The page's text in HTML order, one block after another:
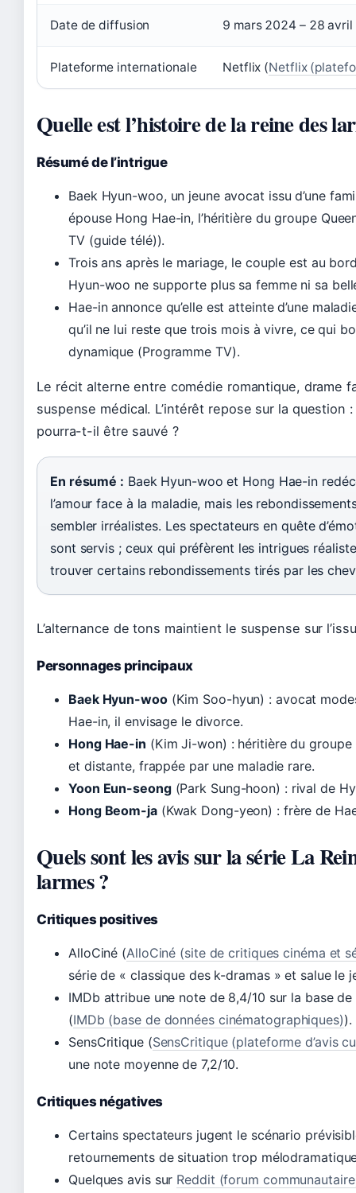
Date de diffusion 9 mars 2024 – 28
Plateforme internationale Netflix (Netflix
Quelle est l’histoire de la reine des
Résumé de l’intrigue
Baek Hyun-woo, un jeune avocat issu d’une
épouse Hong Hae-in, l’héritière du groupe
TV (guide télé)).
Trois ans après le mariage, le couple est au
Hyun-woo ne supporte plus sa femme ni sa
Hae-in annonce qu’elle est atteinte d’une
qu’il ne lui reste que trois mois à vivre, ce qui
dynamique (Programme TV).
Le récit alterne entre comédie romantique, drame
suspense médical. L’intérêt repose sur la question
pourra-t-il être sauvé ?
En résumé : Baek Hyun-woo et Hong Hae-in
l’amour face à la maladie, mais les
sembler irréalistes. Les spectateurs en quête
sont servis ; ceux qui préfèrent les intrigues
trouver certains rebondissements tirés par les
L’alternance de tons maintient le suspense sur
Personnages principaux
Baek Hyun-woo(Kim Soo-hyun) : avocat
Hae-in, il envisage le divorce.
Hong Hae-in (Kim Ji-won) : héritière du groupe
et distante, frappée par une maladie rare.
Yoon Eun-seong(Park Sung-hoon) : rival de
Hong Beom-ja(Kwak Dong-yeon) : frère de
Quels sont les avis sur la série La
larmes ?
Critiques positives
AlloCiné (AlloCiné (site de critiques cinéma et
série de « classique des k-dramas » et salue le
IMDb attribue une note de 8,4/10 sur la base de
(IMDb (base de données cinématographiques)).
SensCritique (SensCritique (plateforme d’avis
une note moyenne de 7,2/10.
Critiques négatives
Certains spectateurs jugent le scénario
retournements de situation trop
Quelques avis sur Reddit (forum